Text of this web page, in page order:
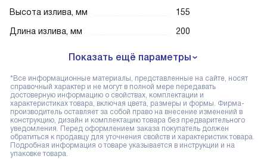
Высота излива, мм
155
Длина излива, мм
200
Показать ещё параметры
*Все информационные материалы, представленные на сайте, носят
справочный характер и не могут в полной мере передавать
достоверную информацию о свойствах, комплектации и
характеристиках товара, включая цвета, размеры и формы. Фирма-
производитель оставляет за собой право на внесение изменений в
конструкцию, дизайн и комплектацию товара без предварительного
уведомления. Перед оформлением заказа покупатель должен
обратиться к продавцу для уточнения свойств и характеристик товара.
Подробная информация о товаре указывается в инструкции и на
упаковке товара.